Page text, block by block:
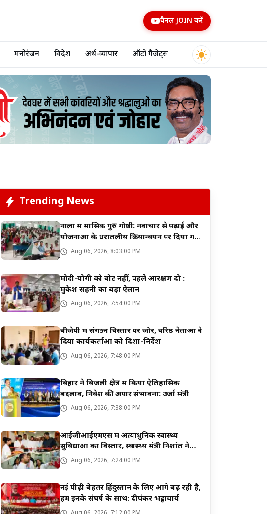
चैनल JOIN करें
मनोरंजन विदेश अर्थ-व्यापार ऑटो गैजेट्स
❯
Trending News
नाला में मासिक गुरु गोष्ठी: नवाचार से पढ़ाई और
योजनाओं के धरातलीय क्रियान्वयन पर दिया गया
जोरAug 06, 2026, 8:03:00 PM
मोदी-योगी को वोट नहीं, पहले आरक्षण दो :
मुकेश सहनी का बड़ा ऐलान
Aug 06, 2026, 7:54:00 PM
बीजेपी में संगठन विस्तार पर जोर, वरिष्ठ नेताओं ने
दिया कार्यकर्ताओं को दिशा-निर्देश
Aug 06, 2026, 7:48:00 PM
बिहार ने बिजली क्षेत्र में किया ऐतिहासिक
बदलाव, निवेश की अपार संभावना: उर्जा मंत्री
Aug 06, 2026, 7:38:00 PM
आईजीआईएमएस में अत्याधुनिक स्वास्थ्य
सुविधाओं का विस्तार, स्वास्थ्य मंत्री निशांत ने
किया उद्घाटन
Aug 06, 2026, 7:24:00 PM
नई पीढ़ी बेहतर हिंदुस्तान के लिए आगे बढ़ रही है,
हम इनके संघर्ष के साथ: दीपंकर भट्टाचार्य